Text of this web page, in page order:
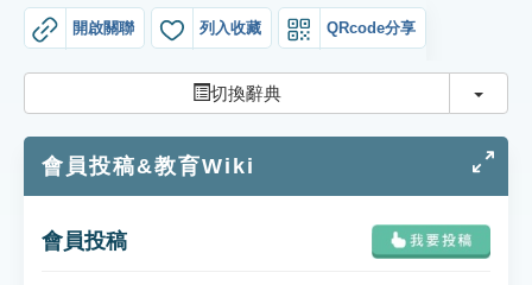
索引選單
知識索引
生命大百科索引
遊戲專區
開啟關聯 列入收藏 QRcode分享
切換辭典 切換
會員投稿&教育Wiki
會員投稿